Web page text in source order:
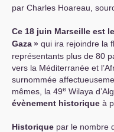
par Charles Hoareau,
Ce 18 juin Marseille est
Gaza» qui ira rejoindre la
représentants plus de 80
vers la Méditerranée et
surnommée
mêmes, la 49e Wilaya
évènement historique à
Historique par le nombre